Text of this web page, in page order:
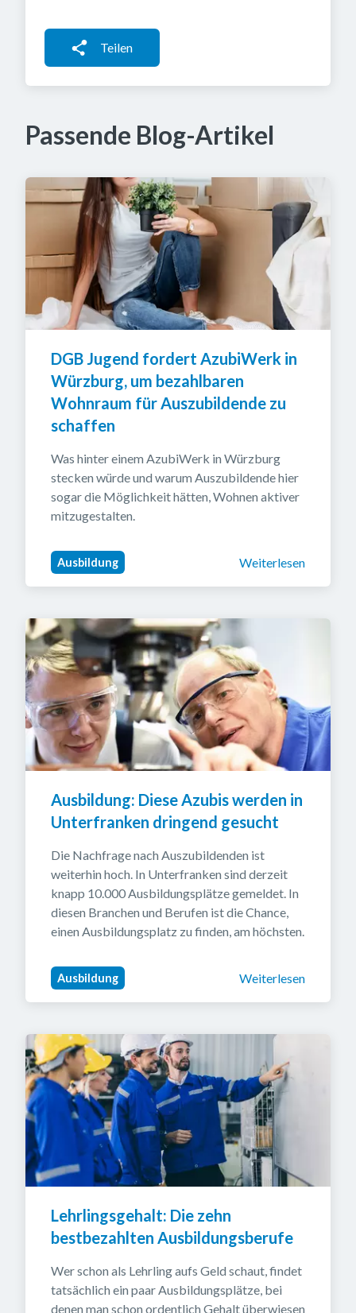
Teilen
Passende Blog-Artikel
DGB Jugend fordert AzubiWerk in
Würzburg, um bezahlbaren
Wohnraum für Auszubildende zu
schaffen
Was hinter einem AzubiWerk in Würzburg
stecken würde und warum Auszubildende hier
sogar die Möglichkeit hätten, Wohnen aktiver
mitzugestalten.
Ausbildung Weiterlesen
Ausbildung: Diese Azubis werden in
Unterfranken dringend gesucht
Die Nachfrage nach Auszubildenden ist
weiterhin hoch. In Unterfranken sind derzeit
knapp 10.000 Ausbildungsplätze gemeldet. In
diesen Branchen und Berufen ist die Chance,
einen Ausbildungsplatz zu finden, am höchsten.
Ausbildung Weiterlesen
Lehrlingsgehalt: Die zehn
bestbezahlten Ausbildungsberufe
Wer schon als Lehrling aufs Geld schaut, findet
tatsächlich ein paar Ausbildungsplätze, bei
denen man schon ordentlich Gehalt überwiesen